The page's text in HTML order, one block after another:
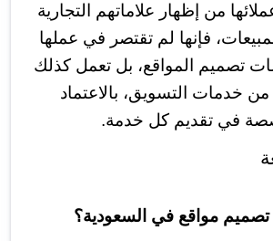
من إظهار علاماتهم التجارية
فإنها لم تقتصر في عملها
تصميم المواقع، بل تعمل كذلك
خدمات التسويق، بالاعتماد
في تقديم كل خدمة.
مواقع في السعودية؟